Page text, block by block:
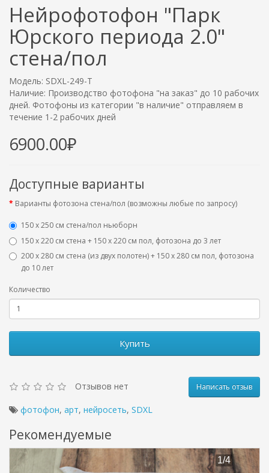
Нейрофотофон "Парк
Юрского периода 2.0"
стена/пол
Модель: SDXL-249-T
Наличие: Производство фотофона "на заказ" до 10 рабочих
дней. Фотофоны из категории "в наличие" отправляем в
течение 1-2 рабочих дней
6900.00₽
Доступные варианты
Варианты фотозона стена/пол (возможны любые по запросу)
150 х 250 см стена/пол ньюборн
150 х 220 см стена + 150 х 220 см пол, фотозона до 3 лет
200 х 280 см стена (из двух полотен) + 150 х 280 см пол, фотозона
до 10 лет
Количество
Купить
Отзывов нет Написать отзыв
фотофон, арт, нейросеть, SDXL
Рекомендуемые